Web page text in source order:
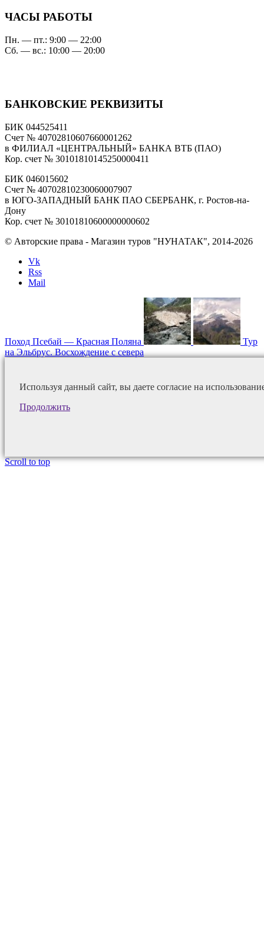
ЧАСЫ РАБОТЫ
Пн. — пт.: 9:00 — 22:00
Сб. — вс.: 10:00 — 20:00
БАНКОВСКИЕ РЕКВИЗИТЫ
БИК 044525411
Счет № 40702810607660001262
в ФИЛИАЛ «ЦЕНТРАЛЬНЫЙ» БАНКА ВТБ (ПАО)
Кор. счет № 30101810145250000411
БИК 046015602
Счет № 40702810230060007907
в ЮГО-ЗАПАДНЫЙ БАНК ПАО СБЕРБАНК, г. Ростов-на-
Дону
Кор. счет № 30101810600000000602
© Авторские права - Магазин туров "НУНАТАК", 2014-2026
Vk
Rss
Mail
Поход Псебай — Красная Поляна
Тур
на Эльбрус. Восхождение с севера
Используя данный сайт, вы даете согласие на
Продолжить
Scroll to top